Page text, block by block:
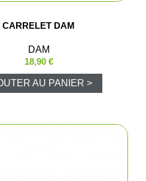
CARRELET DAM
DAM
18,90 €
AU PANIER >